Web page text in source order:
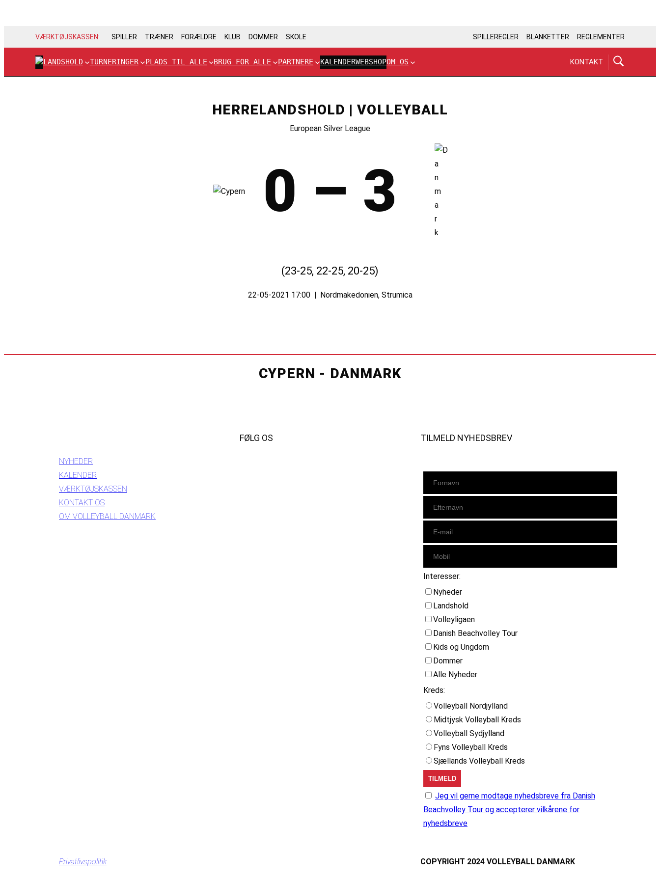
VÆRKTØJSKASSEN: SPILLER TRÆNER FORÆLDRE KLUB DOMMER SKOLE SPILLEREGLER BLANKETTER REGLEMENTER
LANDSHOLD TURNERINGER PLADS TIL ALLE BRUG FOR ALLE PARTNERE KALENDERWEBSHOPOM OS KONTAKT
HERRELANDSHOLD | VOLLEYBALL
European Silver League
0 – 3
(23-25, 22-25, 20-25)
22-05-2021 17:00 Nordmakedonien, Strumica
CYPERN - DANMARK
NYHEDER
KALENDER
VÆRKTØJSKASSEN
KONTAKT OS
OM VOLLEYBALL DANMARK
FØLG OS TILMELD NYHEDSBREV
Interesser:
Nyheder
Landshold
Volleyligaen
Danish Beachvolley Tour
Kids og Ungdom
Dommer
Alle Nyheder
Kreds:
Volleyball Nordjylland
Midtjysk Volleyball Kreds
Volleyball Sydjylland
Fyns Volleyball Kreds
Sjællands Volleyball Kreds
Jeg vil gerne modtage nyhedsbreve fra Danish
Beachvolley Tour og accepterer vilkårene for
nyhedsbreve
Privatlivspolitik COPYRIGHT 2024 VOLLEYBALL DANMARK